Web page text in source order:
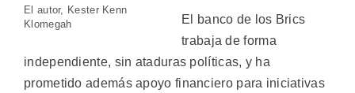
El autor, Kester Kenn
Klomegah
El banco de los Brics
trabaja de forma
independiente, sin ataduras políticas, y ha
prometido además apoyo financiero para iniciativas